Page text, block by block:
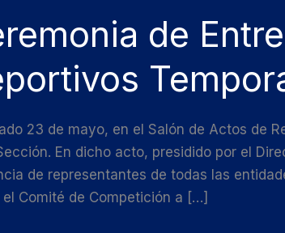
de
23 de mayo, en el Salón de Actos de
En dicho acto, presidido por el
de representantes de todas las
el Comité de Competición a […]